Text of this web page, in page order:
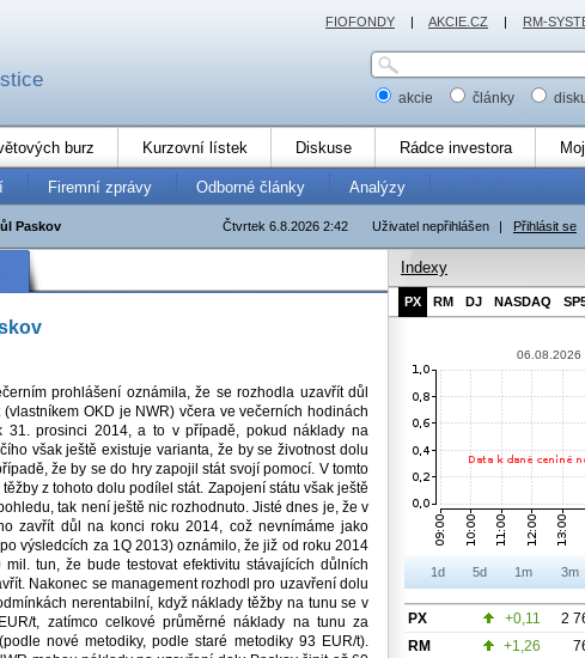
akcie články
burz Kurzovní lístek Diskuse Rádce investora
Firemní zprávy Odborné články Analýzy
Uživatel nepřihlášen | Přihlásit se
Čtvrtek 6.8.2026 2:42
Paskov
prohlášení oznámila, že se rozhodla uzavřít důl
OKD je NWR) včera ve večerních hodinách
prosinci 2014, a to v případě, pokud náklady na
však ještě existuje varianta, že by se životnost dolu
že by se do hry zapojil stát svojí pomocí. V tomto
z tohoto dolu podílel stát. Zapojení státu však ještě
tak není ještě nic rozhodnuto. Jisté dnes je, že v
zavřít důl na konci roku 2014, což nevnímáme jako
výsledcích za 1Q 2013) oznámilo, že již od roku 2014
tun, že bude testovat efektivitu stávajících důlních
Nakonec se management rozhodl pro uzavření dolu
nerentabilní, když náklady těžby na tunu se v
t, zatímco celkové průměrné náklady na tunu za
nové metodiky, podle staré metodiky 93 EUR/t).
Indexy
PX RM DJ NASDAQ
06.08.2026
1d 5d 1m 3m
PX +0,11 2
RM
+1,26
FIOFONDY | AKCIE.CZ | RM-